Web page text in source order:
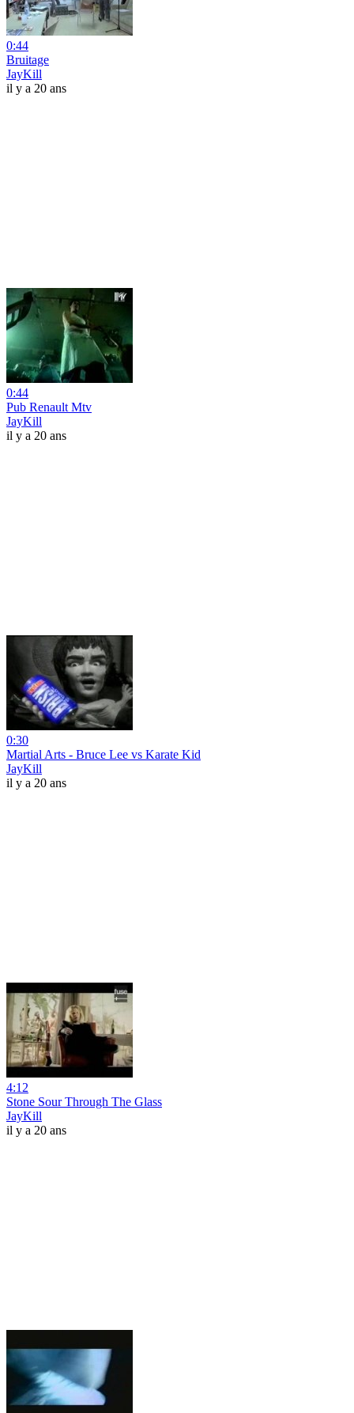
0:44
Bruitage
JayKill
il y a 20 ans
0:44
Pub Renault Mtv
JayKill
il y a 20 ans
0:30
Martial Arts - Bruce Lee vs Karate Kid
JayKill
il y a 20 ans
4:12
Stone Sour Through The Glass
JayKill
il y a 20 ans